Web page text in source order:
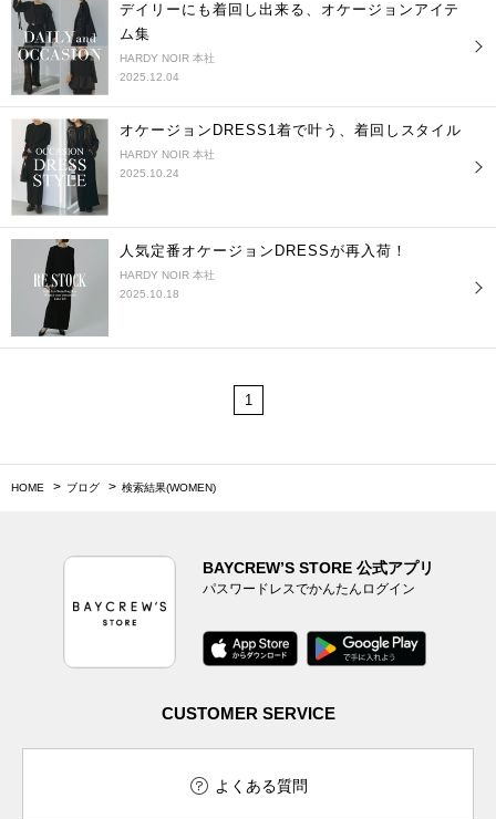
デイリーにも着回し出来る、オケージョンアイテ
ム集
HARDY NOIR 本社
2025.12.04
オケージョンDRESS1着で叶う、着回しスタイル
HARDY NOIR 本社
2025.10.24
人気定番オケージョンDRESSが再入荷！
HARDY NOIR 本社
2025.10.18
1
HOME ブログ 検索結果(WOMEN)
BAYCREW’S STORE 公式アプリ
パスワードレスでかんたんログイン
CUSTOMER SERVICE
よくある質問